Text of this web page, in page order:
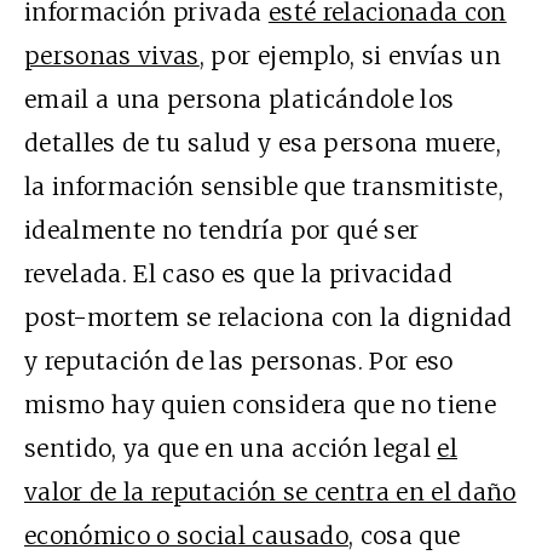
información privada esté relacionada con
personas vivas, por ejemplo, si envías un
email a una persona platicándole los
detalles de tu salud y esa persona muere,
la información sensible que transmitiste,
idealmente no tendría por qué ser
revelada. El caso es que la privacidad
post-mortem se relaciona con la dignidad
y reputación de las personas. Por eso
mismo hay quien considera que no tiene
sentido, ya que en una acción legal el
valor de la reputación se centra en el daño
económico o social causado, cosa que